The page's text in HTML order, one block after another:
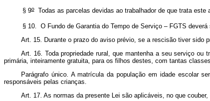
§ 9oTodas as parcelas devidas ao trabalhador de que trata
§ 10. O Fundo de Garantia do Tempo de Serviço – FGTS
Art. 15. Durante o prazo do aviso prévio, se a rescisão tiver sido
Art. 16. Toda propriedade rural, que mantenha a seu serviço ou
primária, inteiramente gratuita, para os filhos destes, com tantas
Parágrafo único. A matrícula da população em idade escolar
responsáveis pelas crianças.
Art. 17. As normas da presente Lei são aplicáveis, no que